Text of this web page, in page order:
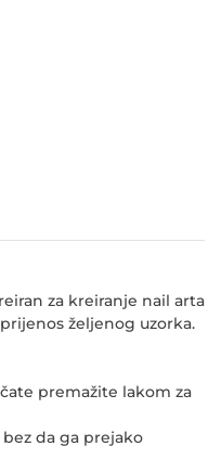
za kreiranje nail arta
željenog uzorka.
premažite lakom za
da ga prejako